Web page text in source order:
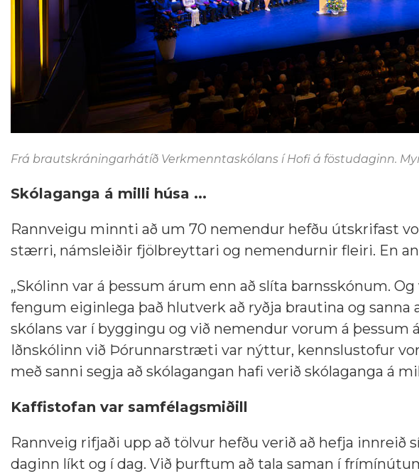
Frá brautskráningarhátíð Verkmenntaskólans í Hofi á föstudaginn.
Skólaganga á milli húsa ...
Rannveigu minnti að um 70 nemendur hefðu útskrifast
stærri, námsleiðir fjölbreyttari og nemendurnir fleiri. En
„Skólinn var á þessum árum enn að slíta barnsskónum.
fengum eiginlega það hlutverk að ryðja brautina og
skólans var í byggingu og við nemendur vorum á þessum
Iðnskólinn við Þórunnarstræti var nýttur, kennslustofur
með sanni segja að skólagangan hafi verið skólaganga á
Kaffistofan var samfélagsmiðill
Rannveig rifjaði upp að tölvur hefðu verið að hefja innreið
daginn líkt og í dag. Við þurftum að tala saman í